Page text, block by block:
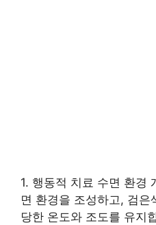
1. 행동적 치료 수면 환경
면 환경을 조성하고, 검은
당한 온도와 조도를 유지